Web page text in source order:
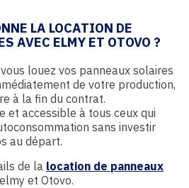
LA LOCATION DE
AVEC ELMY ET OTOVO ?
louez vos panneaux solaires
de votre production,
à la fin du contrat.
et accessible à tous ceux qui
sans investir
au départ.
de la location de panneaux
et Otovo.